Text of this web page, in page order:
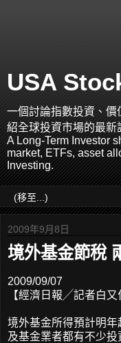
USA
一個討論指數投資、
紹全球投資市場的最
A Long-Term Investor
market, ETFs, asset
Investing.
2009年9月8日
境外基金節稅
2009/09/07
【經濟日報╱記者白又
境外基金所得預計明
及基金業者都有不少